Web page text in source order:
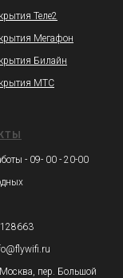
Теле2
Мегафон
Билайн
МТС
- 09- 00 - 20-00
пер. Большой